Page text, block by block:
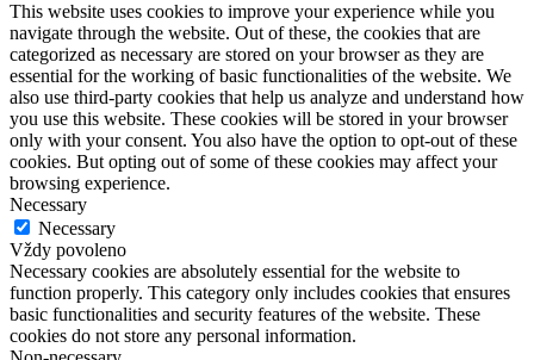
This website uses cookies to improve your experience while you
navigate through the website. Out of these, the cookies that are
categorized as necessary are stored on your browser as they are
essential for the working of basic functionalities of the website. We
also use third-party cookies that help us analyze and understand how
you use this website. These cookies will be stored in your browser
only with your consent. You also have the option to opt-out of these
cookies. But opting out of some of these cookies may affect your
browsing experience.
Necessary
Necessary
Vždy povoleno
Necessary cookies are absolutely essential for the website to
function properly. This category only includes cookies that ensures
basic functionalities and security features of the website. These
cookies do not store any personal information.